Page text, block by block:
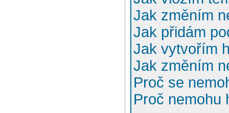
Jak změním
Jak přidám
Jak vytvořím
Jak změním
Proč se
Proč nemohu